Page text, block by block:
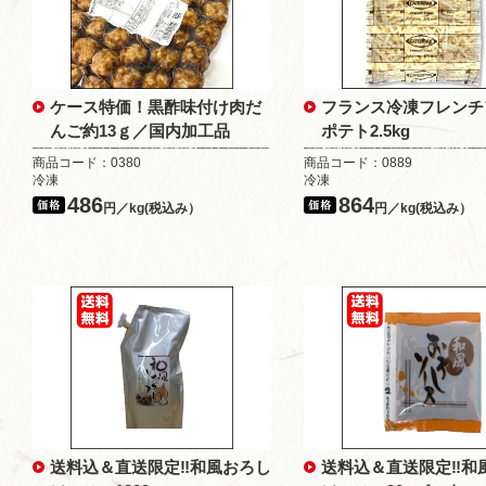
ケース特価！黒酢味付け肉だ
んご約13ｇ／国内加工品
商品コード：0380
冷凍
486円／kg(税込み）
フランス冷凍フレン
ポテト2.5kg
商品コード：0889
冷凍
864円／kg(税込み）
送料込＆直送限定‼和風おろし
送料込＆直送限定‼和